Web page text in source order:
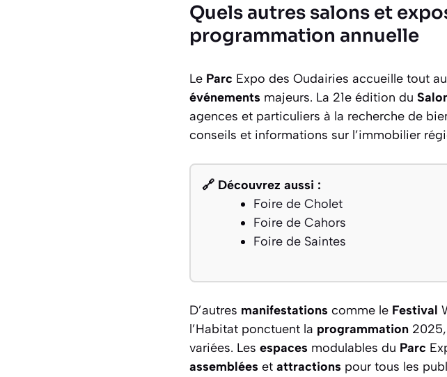
Quels autres salons et
programmation annuelle
Le Parc Expo des Oudairies accueille tout
événements majeurs. La 21e édition du
agences et particuliers à la recherche de
conseils et informations sur l’immobilier
🔗 Découvrez aussi :
Foire de Cholet
Foire de Cahors
Foire de Saintes
D’autres manifestations comme le Festival
l’Habitat ponctuent la programmation
variées. Les espaces modulables du Parc
assemblées et attractions pour tous les